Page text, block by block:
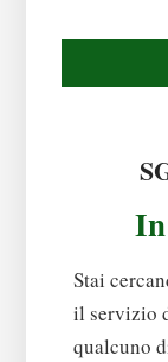
Stai
il servizio
qualcuno